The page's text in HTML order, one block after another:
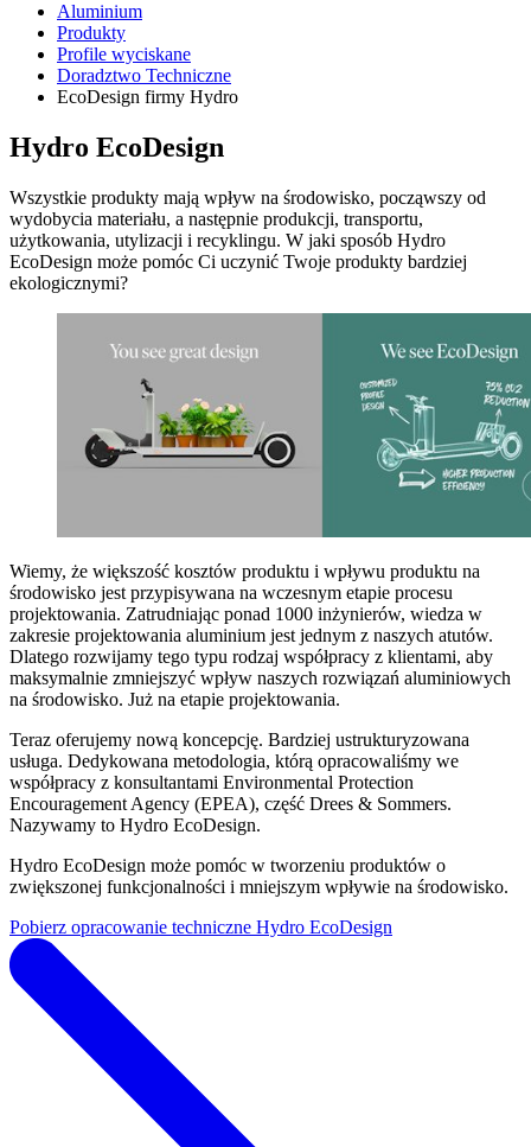
Aluminium
Produkty
Profile wyciskane
Doradztwo Techniczne
EcoDesign firmy Hydro
Hydro EcoDesign
Wszystkie produkty mają wpływ na środowisko, począwszy od
wydobycia materiału, a następnie produkcji, transportu,
użytkowania, utylizacji i recyklingu. W jaki sposób Hydro
EcoDesign może pomóc Ci uczynić Twoje produkty bardziej
ekologicznymi?
Wiemy, że większość kosztów produktu i wpływu produktu na
środowisko jest przypisywana na wczesnym etapie procesu
projektowania. Zatrudniając ponad 1000 inżynierów, wiedza w
zakresie projektowania aluminium jest jednym z naszych atutów.
Dlatego rozwijamy tego typu rodzaj współpracy z klientami, aby
maksymalnie zmniejszyć wpływ naszych rozwiązań aluminiowych
na środowisko. Już na etapie projektowania.
Teraz oferujemy nową koncepcję. Bardziej ustrukturyzowana
usługa. Dedykowana metodologia, którą opracowaliśmy we
współpracy z konsultantami Environmental Protection
Encouragement Agency (EPEA), część Drees & Sommers.
Nazywamy to Hydro EcoDesign.
Hydro EcoDesign może pomóc w tworzeniu produktów o
zwiększonej funkcjonalności i mniejszym wpływie na środowisko.
Pobierz opracowanie techniczne Hydro EcoDesign